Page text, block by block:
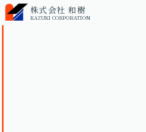
株式会社 和樹
KAZUKI CORPORATION